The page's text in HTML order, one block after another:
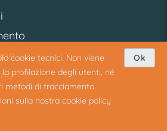
cookie tecnici. Non viene
profilazione degli utenti, né
metodi di tracciamento.
sulla nostra cookie policy
Ok